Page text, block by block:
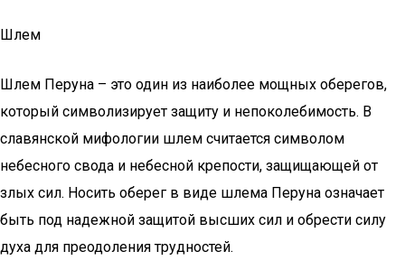
Шлем
Шлем Перуна – это один из наиболее мощных оберегов,
который символизирует защиту и непоколебимость. В
славянской мифологии шлем считается символом
небесного свода и небесной крепости, защищающей от
злых сил. Носить оберег в виде шлема Перуна означает
быть под надежной защитой высших сил и обрести силу
духа для преодоления трудностей.